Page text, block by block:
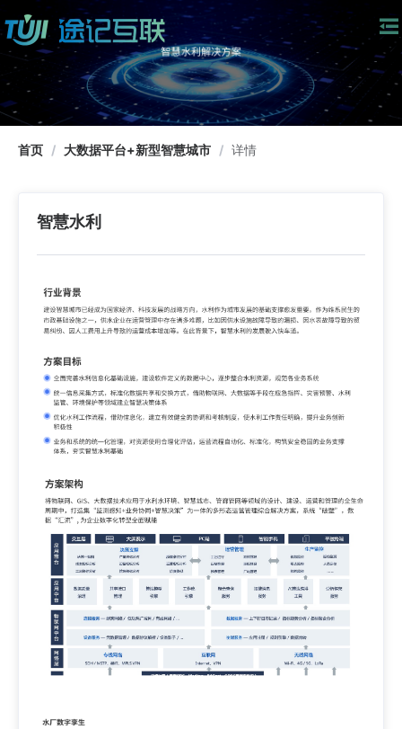
首页 / 大数据平台+新型智慧城市 / 详情
智慧水利